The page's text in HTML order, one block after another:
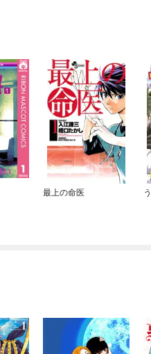
最上の命医